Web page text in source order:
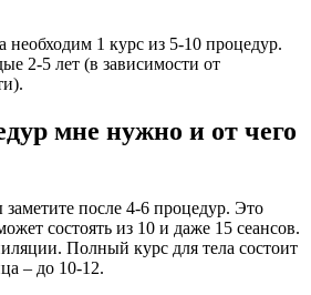
необходим 1 курс из 5-10 процедур.
2-5 лет (в зависимости от
мне нужно и от чего
после 4-6 процедур. Это
состоять из 10 и даже 15 сеансов.
Полный курс для тела состоит
– до 10-12.